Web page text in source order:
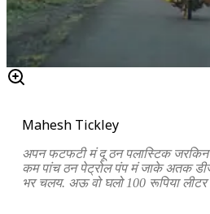
Mahesh Tickley
अपन फटफटी मं दू ठन पलास्टिक
कम पांच ठन पेट्रोल पंप मं जाके अतक
भर चलय. अऊ वो घलो 100 रूपिया